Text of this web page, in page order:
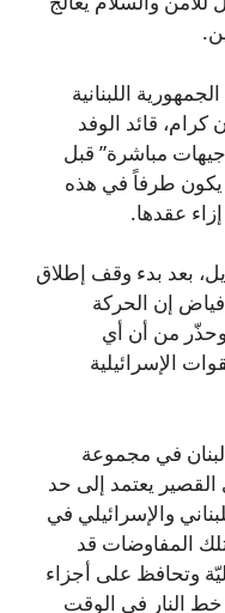
اللبنانية
قائد الوفد
مباشرة” قبل
طرفاً في هذه
عقدها.
مع الجزيرة في 17 أبريل، بعد بدء وقف إطلاق
إن الحركة
وحذّر من أن أي
الإسرائيلية
في مجموعة
القصير يعتمد إلى حد
والإسرائيلي في
المفاوضات قد
وتحافظ على أجزاء
النار في الوقت